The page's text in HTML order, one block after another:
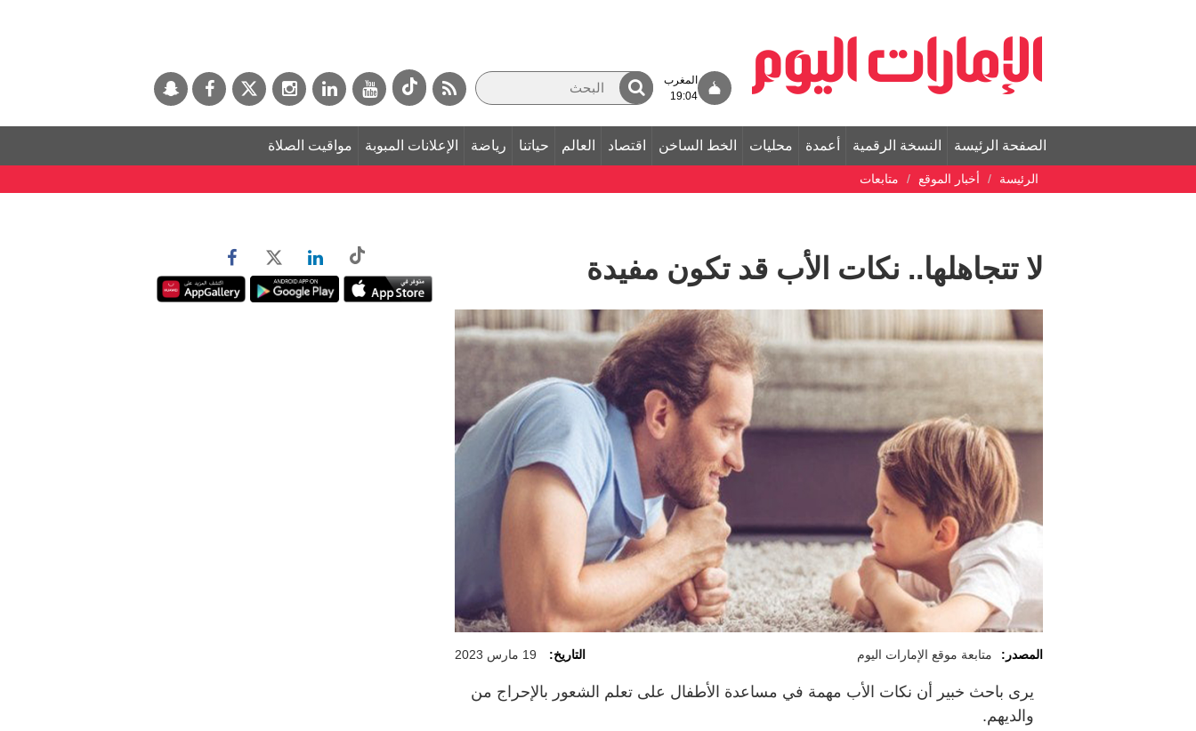
المغرب
19:04
الصفحة الرئيسة النسخة الرقمية أعمدة محليات الخط الساخن اقتصاد العالم حياتنا رياضة الإعلانات المبوبة مواقيت الصلاة
الرئيسة أخبار الموقع متابعات
لا تتجاهلها.. نكات الأب قد تكون مفيدة
المصدر: متابعة موقع الإمارات اليوم التاريخ: 19 مارس 2023
يرى باحث خبير أن نكات الأب مهمة في مساعدة الأطفال على تعلم الشعور بالإحراج من
والديهم.